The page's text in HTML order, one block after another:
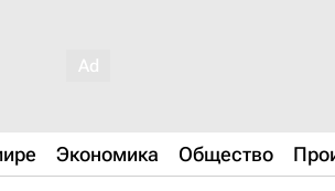
Экономика Общество